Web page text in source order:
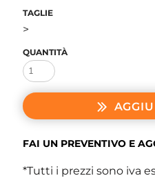
TAGLIE
>
QUANTITÀ
FAI UN PREVENTIVO E
*Tutti i prezzi sono iva